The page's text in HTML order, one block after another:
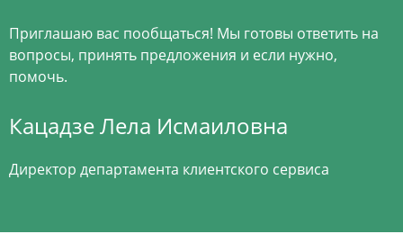
Приглашаю вас пообщаться! Мы готовы ответить на
вопросы, принять предложения и если нужно,
помочь.
Кацадзе Лела Исмаиловна
Директор департамента клиентского сервиса